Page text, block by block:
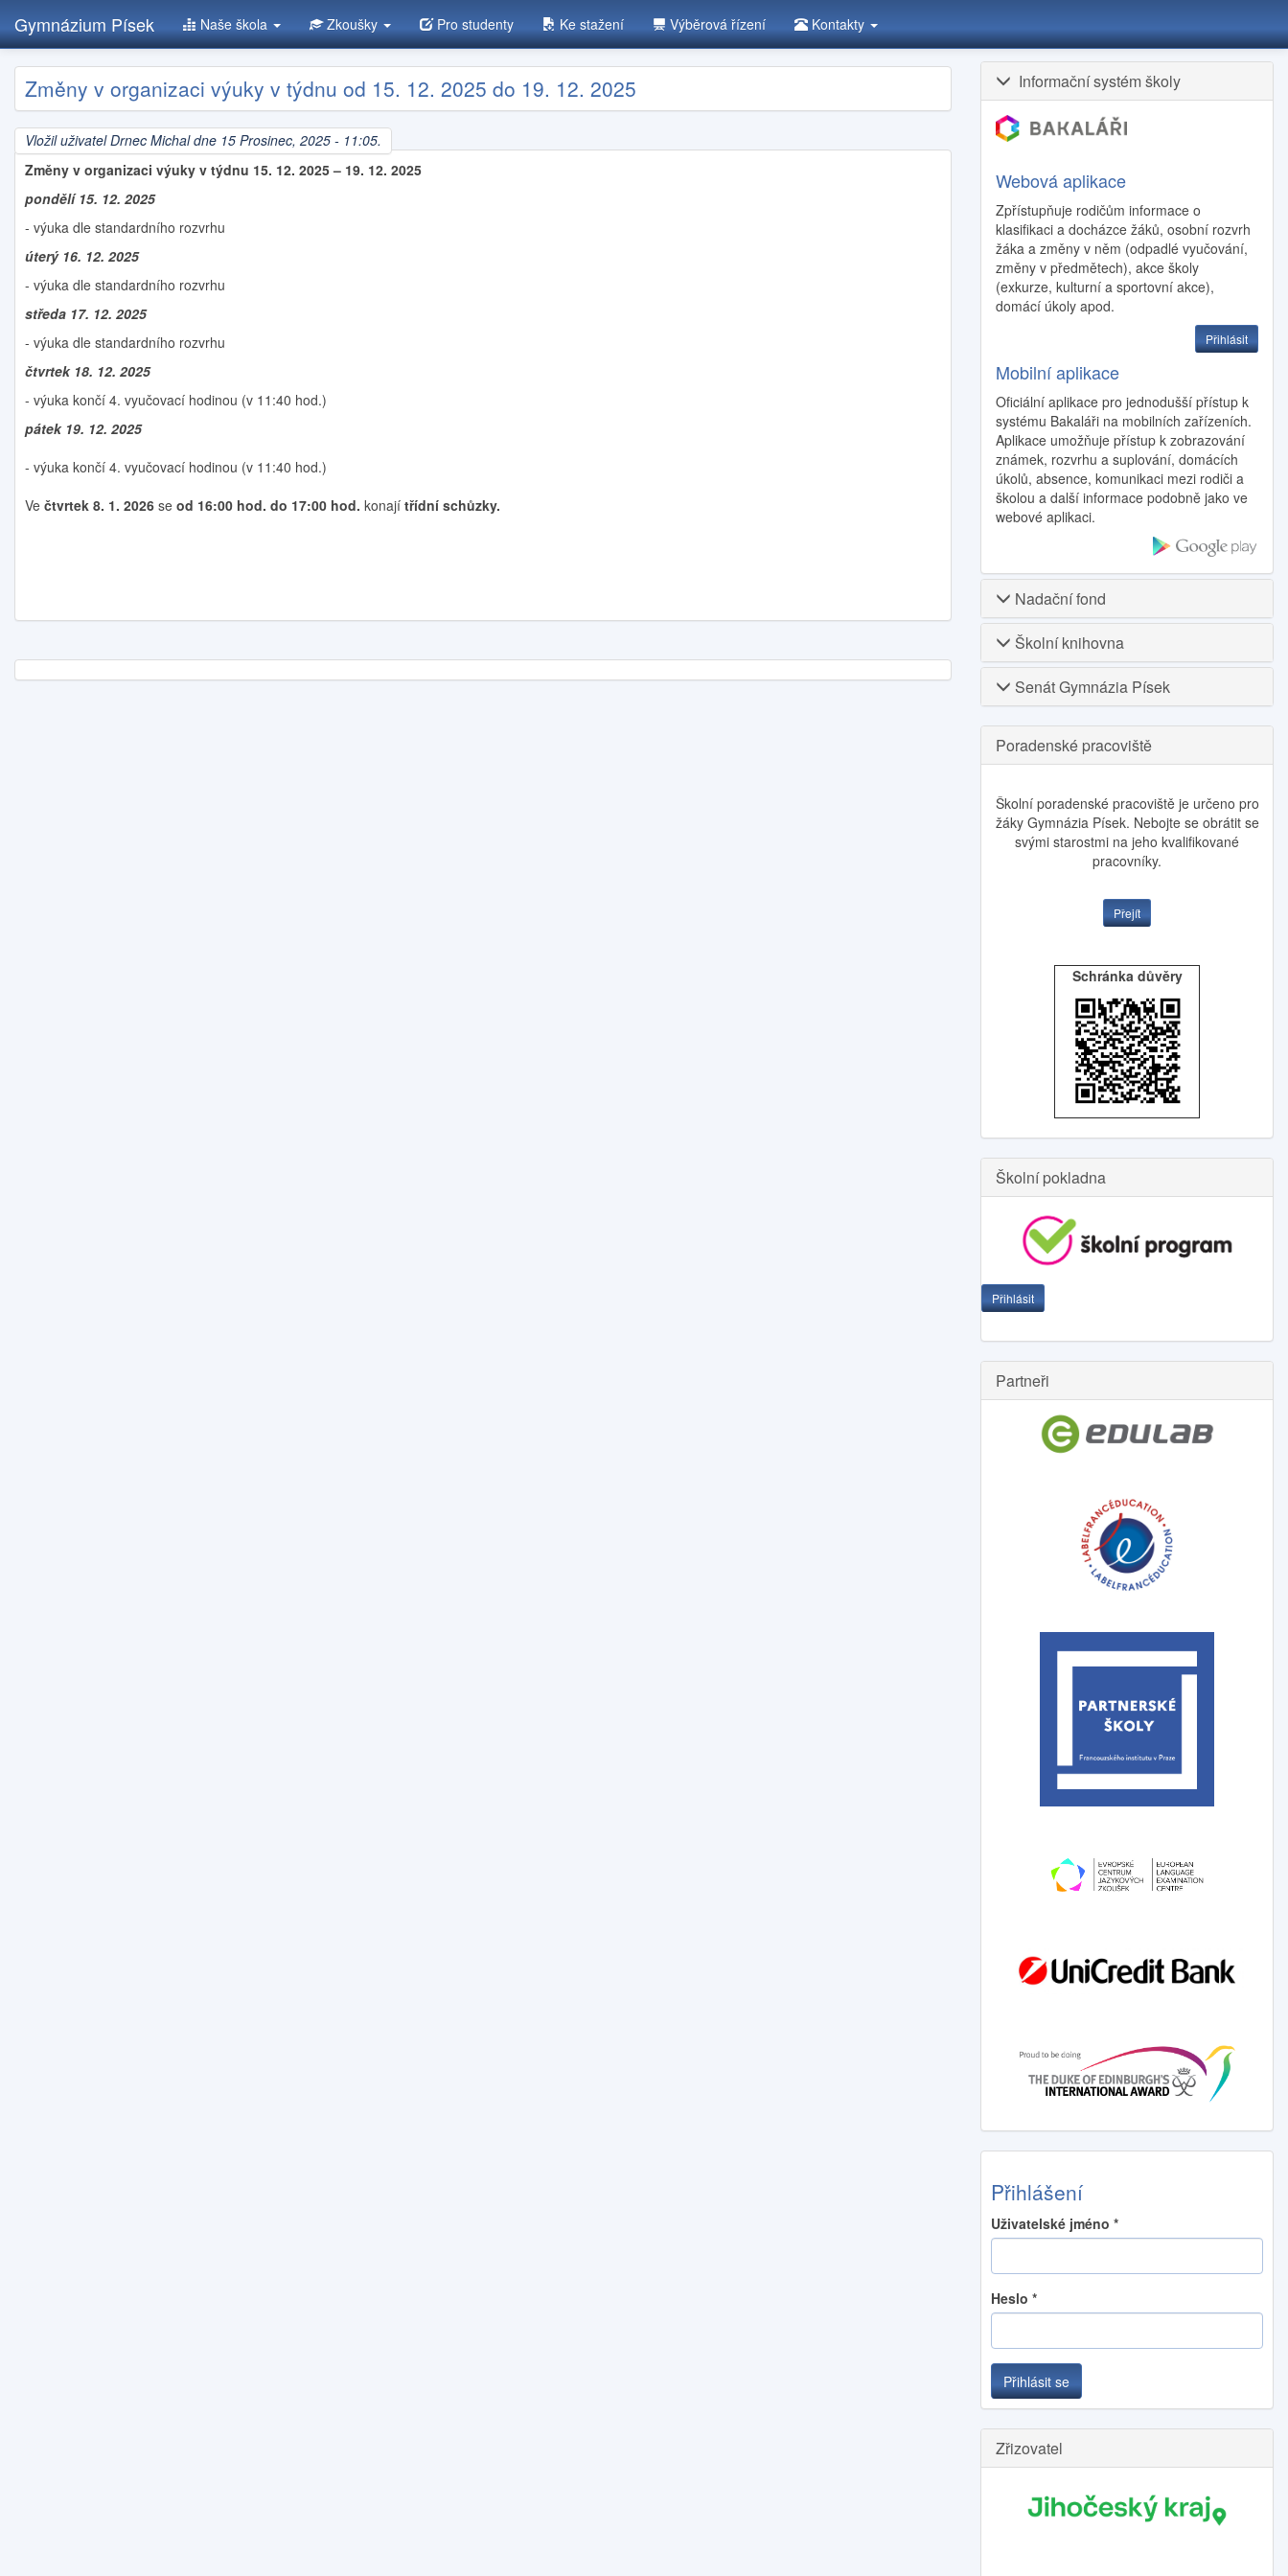
Přejít
hlavnímu
obsahu
Gymnázium Písek Naše škola Zkoušky Pro studenty Ke stažení Výběrová řízení Kontakty
Změny v organizaci výuky v týdnu od 15. 12. 2025 do 19. 12. 2025
Vložil uživatelDrnec Michaldne 15 Prosinec, 2025 - 11:05.
Změny v organizaci výuky v týdnu 15. 12. 2025 – 19. 12. 2025
pondělí 15. 12. 2025
- výuka dle standardního rozvrhu
úterý 16. 12. 2025
- výuka dle standardního rozvrhu
středa 17. 12. 2025
- výuka dle standardního rozvrhu
čtvrtek 18. 12. 2025
- výuka končí 4. vyučovací hodinou (v 11:40 hod.)
pátek 19. 12. 2025
- výuka končí 4. vyučovací hodinou (v 11:40 hod.)
Ve čtvrtek 8. 1. 2026 se od 16:00 hod. do 17:00 hod. konají třídní schůzky.
Informační systém školy
Webová aplikace
Zpřístupňuje rodičům informace o
klasifikaci a docházce žáků, osobní rozvrh
žáka a změny v něm (odpadlé vyučování,
změny v předmětech), akce školy
(exkurze, kulturní a sportovní akce),
domácí úkoly apod.
Přihlásit
Mobilní aplikace
Oficiální aplikace pro jednodušší přístup k
systému Bakaláři na mobilních zařízeních.
Aplikace umožňuje přístup k zobrazování
známek, rozvrhu a suplování, domácích
úkolů, absence, komunikaci mezi rodiči a
školou a další informace podobně jako ve
webové aplikaci.
Nadační fond
Školní knihovna
Senát Gymnázia Písek
Poradenské pracoviště
Školní poradenské pracoviště je určeno pro
žáky Gymnázia Písek. Nebojte se obrátit se
svými starostmi na jeho kvalifikované
pracovníky.
Přejít
Schránka důvěry
Školní pokladna
Přihlásit
Partneři
Přihlášení
Uživatelské jméno *
Heslo *
Přihlásit se
Zřizovatel